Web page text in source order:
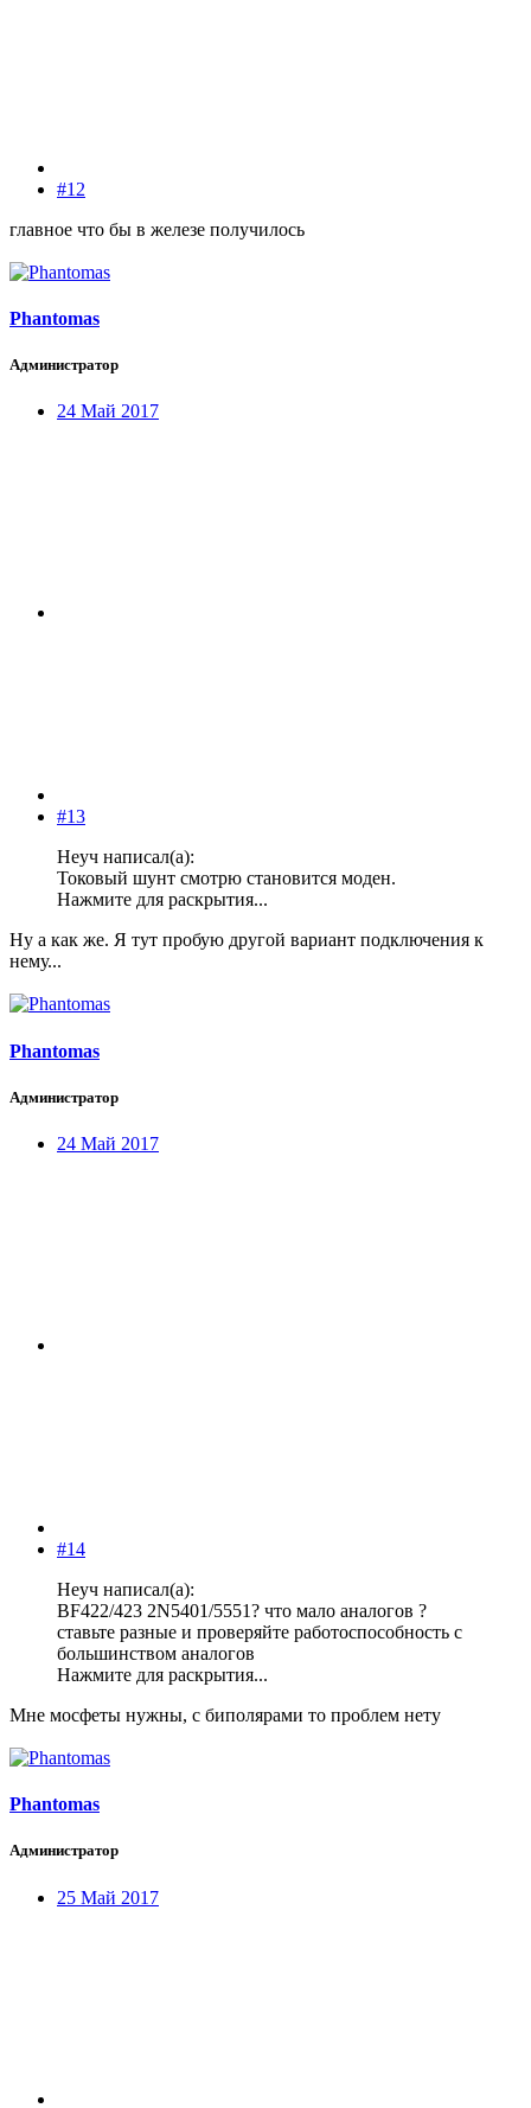
#12
главное что бы в железе получилось
Phantomas
Администратор
24 Май 2017
#13
Неуч написал(а):
Токовый шунт смотрю становится моден.
Нажмите для раскрытия...
Ну а как же. Я тут пробую другой вариант подключения к
нему...
Phantomas
Администратор
24 Май 2017
#14
Неуч написал(а):
BF422/423 2N5401/5551? что мало аналогов ?
ставьте разные и проверяйте работоспособность с
большинством аналогов
Нажмите для раскрытия...
Мне мосфеты нужны, с биполярами то проблем нету
Phantomas
Администратор
25 Май 2017